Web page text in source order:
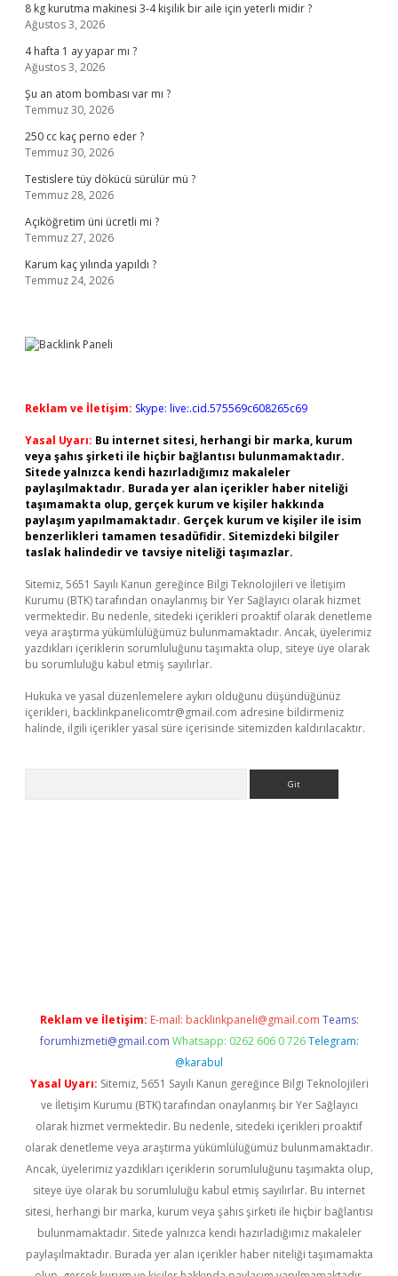
8 kg kurutma makinesi 3-4 kişilik bir aile için yeterli midir ?
Ağustos 3, 2026
4 hafta 1 ay yapar mı ?
Ağustos 3, 2026
Şu an atom bombası var mı ?
Temmuz 30, 2026
250 cc kaç perno eder ?
Temmuz 30, 2026
Testislere tüy dökücü sürülür mü ?
Temmuz 28, 2026
Açıköğretim üni ücretli mi ?
Temmuz 27, 2026
Karum kaç yılında yapıldı ?
Temmuz 24, 2026
Reklam ve İletişim: Skype: live:.cid.575569c608265c69
Yasal Uyarı: Bu internet sitesi, herhangi bir marka, kurum
veya şahıs şirketi ile hiçbir bağlantısı bulunmamaktadır.
Sitede yalnızca kendi hazırladığımız makaleler
paylaşılmaktadır. Burada yer alan içerikler haber niteliği
taşımamakta olup, gerçek kurum ve kişiler hakkında
paylaşım yapılmamaktadır. Gerçek kurum ve kişiler ile isim
benzerlikleri tamamen tesadüfidir. Sitemizdeki bilgiler
taslak halindedir ve tavsiye niteliği taşımazlar.
Sitemiz, 5651 Sayılı Kanun gereğince Bilgi Teknolojileri ve İletişim
Kurumu (BTK) tarafından onaylanmış bir Yer Sağlayıcı olarak hizmet
vermektedir. Bu nedenle, sitedeki içerikleri proaktif olarak denetleme
veya araştırma yükümlülüğümüz bulunmamaktadır. Ancak, üyelerimiz
yazdıkları içeriklerin sorumluluğunu taşımakta olup, siteye üye olarak
bu sorumluluğu kabul etmiş sayılırlar.
Hukuka ve yasal düzenlemelere aykırı olduğunu düşündüğünüz
içerikleri, backlinkpanelicomtr@gmail.com adresine bildirmeniz
halinde, ilgili içerikler yasal süre içerisinde sitemizden kaldırılacaktır.
Reklam ve İletişim: E-mail: backlinkpaneli@gmail.com Teams:
forumhizmeti@gmail.com Whatsapp: 0262 606 0 726 Telegram:
@karabul
Yasal Uyarı: Sitemiz, 5651 Sayılı Kanun gereğince Bilgi Teknolojileri
ve İletişim Kurumu (BTK) tarafından onaylanmış bir Yer Sağlayıcı
olarak hizmet vermektedir. Bu nedenle, sitedeki içerikleri proaktif
olarak denetleme veya araştırma yükümlülüğümüz bulunmamaktadır.
Ancak, üyelerimiz yazdıkları içeriklerin sorumluluğunu taşımakta olup,
siteye üye olarak bu sorumluluğu kabul etmiş sayılırlar. Bu internet
sitesi, herhangi bir marka, kurum veya şahıs şirketi ile hiçbir bağlantısı
bulunmamaktadır. Sitede yalnızca kendi hazırladığımız makaleler
paylaşılmaktadır. Burada yer alan içerikler haber niteliği taşımamakta